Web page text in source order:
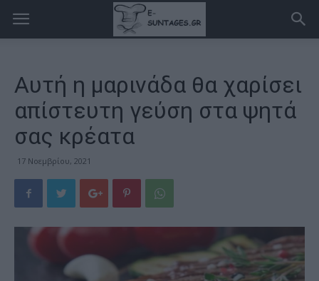
Αυτή η μαρινάδα θα χαρίσει
απίστευτη γεύση στα ψητά
σας κρέατα
17 Νοεμβρίου, 2021